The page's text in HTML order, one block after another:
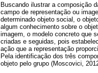
Buscando ilustrar a composição
campo de representação ou
determinado objeto social, o
algum conhecimento sobre o
imagem, o modelo concreto que
criadas e seguidas, pois
ação que a representação
Pela identificação dos três
objeto pelo grupo (Moscovici,